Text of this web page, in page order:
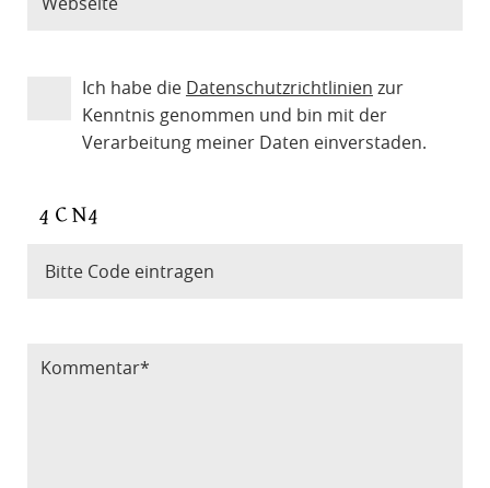
Ich habe die Datenschutzrichtlinien zur
Kenntnis genommen und bin mit der
Verarbeitung meiner Daten einverstaden.